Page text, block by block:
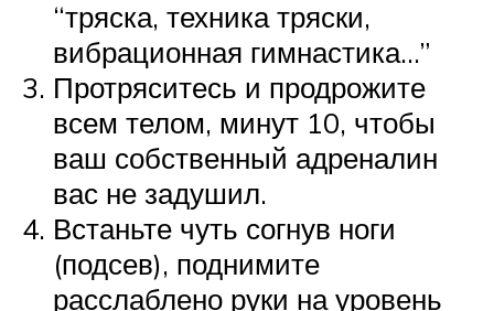
“тряска, техника тряски,
вибрационная гимнастика…”
Протряситесь и продрожите
всем телом, минут 10, чтобы
ваш собственный адреналин
вас не задушил.
Встаньте чуть согнув ноги
(подсев), поднимите
расслаблено руки на уровень